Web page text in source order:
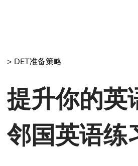
> DET准备策略
提升你的英
邻国英语练